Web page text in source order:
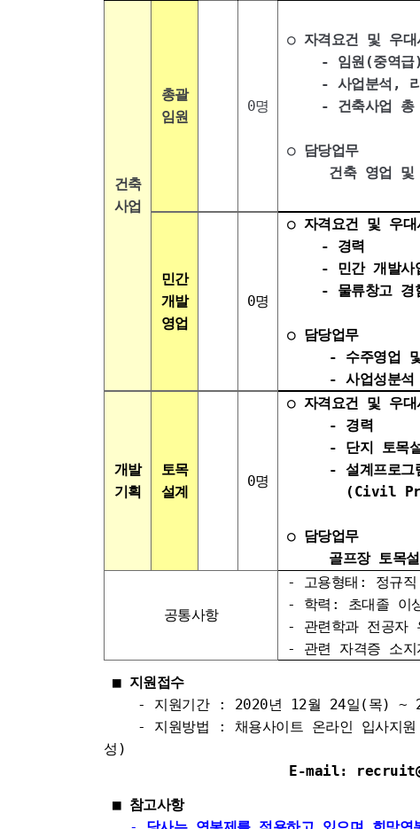
건축
사업
총괄
임원
0명
○ 자격요건 및 우대
- 임원(중역급)
- 사업분석, 리스
- 건축사업 총 경
○ 담당업무
건축 영업 및 사
민간
개발
영업
0명
○ 자격요건 및 우대
- 경력
- 민간 개발사업
- 물류창고 경
○ 담당업무
- 수주영업 및
- 사업성분석
개발
기획
토목
설계
0명
○ 자격요건 및 우대
- 경력
- 단지 토목설
- 설계프로그램
(Civil
○ 담당업무
골프장 토목설
공통사항
- 고용형태: 정규직
- 학력: 초대졸 이
- 관련학과 전공자
- 관련 자격증 소지
■지원접수
- 지원기간 : 2020년 12월 24일(목) ~
- 지원방법 : 채용사이트 온라인 입사지
성)
E-mail:
■참고사항